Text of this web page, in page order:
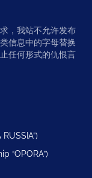
，我站不允许发布
信息中的字母替换
任何形式的仇恨言
“OPORA”)